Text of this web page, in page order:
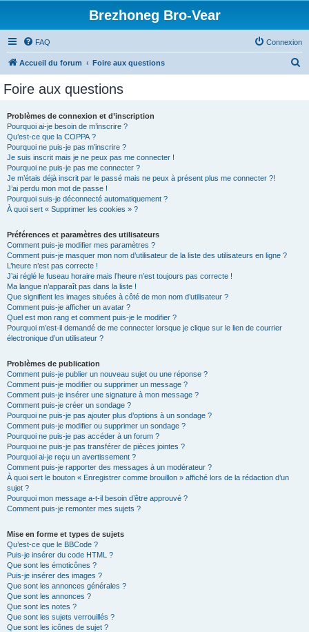
Brezhoneg Bro-Vear
FAQ Connexion
Accueil du forum Foire aux questions
Foire aux questions
Problèmes de connexion et d’inscription
Pourquoi ai-je besoin de m’inscrire ?
Qu’est-ce que la COPPA ?
Pourquoi ne puis-je pas m’inscrire ?
Je suis inscrit mais je ne peux pas me connecter !
Pourquoi ne puis-je pas me connecter ?
Je m’étais déjà inscrit par le passé mais ne peux à présent plus me connecter ?!
J’ai perdu mon mot de passe !
Pourquoi suis-je déconnecté automatiquement ?
À quoi sert « Supprimer les cookies » ?
Préférences et paramètres des utilisateurs
Comment puis-je modifier mes paramètres ?
Comment puis-je masquer mon nom d’utilisateur de la liste des utilisateurs en ligne ?
L’heure n’est pas correcte !
J’ai réglé le fuseau horaire mais l’heure n’est toujours pas correcte !
Ma langue n’apparaît pas dans la liste !
Que signifient les images situées à côté de mon nom d’utilisateur ?
Comment puis-je afficher un avatar ?
Quel est mon rang et comment puis-je le modifier ?
Pourquoi m’est-il demandé de me connecter lorsque je clique sur le lien de courrier
électronique d’un utilisateur ?
Problèmes de publication
Comment puis-je publier un nouveau sujet ou une réponse ?
Comment puis-je modifier ou supprimer un message ?
Comment puis-je insérer une signature à mon message ?
Comment puis-je créer un sondage ?
Pourquoi ne puis-je pas ajouter plus d’options à un sondage ?
Comment puis-je modifier ou supprimer un sondage ?
Pourquoi ne puis-je pas accéder à un forum ?
Pourquoi ne puis-je pas transférer de pièces jointes ?
Pourquoi ai-je reçu un avertissement ?
Comment puis-je rapporter des messages à un modérateur ?
À quoi sert le bouton « Enregistrer comme brouillon » affiché lors de la rédaction d’un
sujet ?
Pourquoi mon message a-t-il besoin d’être approuvé ?
Comment puis-je remonter mes sujets ?
Mise en forme et types de sujets
Qu’est-ce que le BBCode ?
Puis-je insérer du code HTML ?
Que sont les émoticônes ?
Puis-je insérer des images ?
Que sont les annonces générales ?
Que sont les annonces ?
Que sont les notes ?
Que sont les sujets verrouillés ?
Que sont les icônes de sujet ?